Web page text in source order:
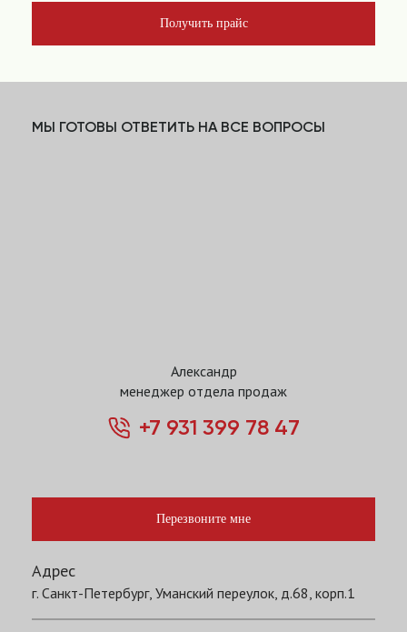
Получить прайс
МЫ ГОТОВЫ ОТВЕТИТЬ НА ВСЕ ВОПРОСЫ
Александр
менеджер отдела продаж
+7 931 399 78 47
Перезвоните мне
Адрес
г. Санкт-Петербург, Уманский переулок, д.68, корп.1